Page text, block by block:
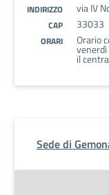
INDIRIZZO via IV
CAP 33033
ORARI Orario
venerdì
il
Sede di